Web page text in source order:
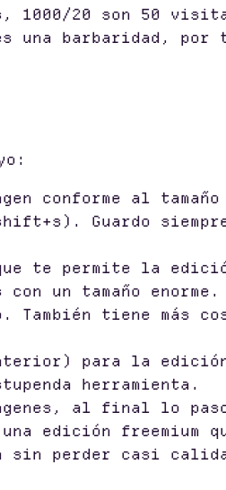
1000/20 son 50
una barbaridad, por
conforme al
Guardo
te permite la
un tamaño
tiene más
para la
herramienta.
al final lo
edición freemium
sin perder casi